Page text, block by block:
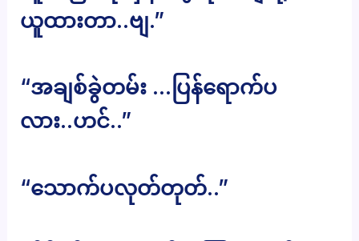
ယူထားတာ..ဗျ.”
“အချစ်ခွဲတမ်း …ပြန်ရောက်ပ
လား..ဟင်..”
“သောက်ပလုတ်တုတ်..”